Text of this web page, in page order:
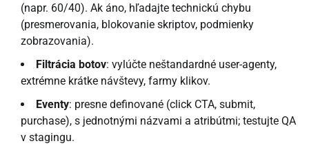
(napr. 60/40). Ak áno, hľadajte technickú chybu
(presmerovania, blokovanie skriptov, podmienky
zobrazovania).
Filtrácia botov: vylúčte neštandardné user-agenty,
extrémne krátke návštevy, farmy klikov.
Eventy: presne definované (click CTA, submit,
purchase), s jednotnými názvami a atribútmi; testujte QA
v stagingu.